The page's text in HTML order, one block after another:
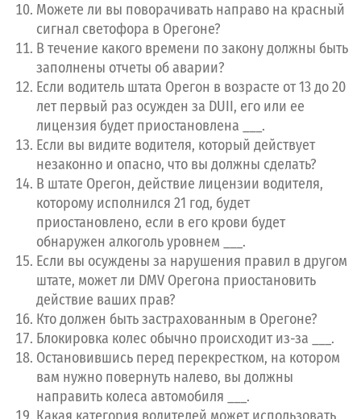
22 2324252627 28
Сдайте тест DMV с первого раза
Пройдите бесплатный тест
ОткройтеPremiumдоступ
Изучите справочники для Вашего штата
Перейти на Premium
Можете ли вы поворачивать направо на красный
сигнал светофора в Орегоне?
В течение какого времени по закону должны быть
заполнены отчеты об аварии?
Если водитель штата Орегон в возрасте от 13 до 20
лет первый раз осужден за DUII, его или ее
лицензия будет приостановлена ___.
Если вы видите водителя, который действует
незаконно и опасно, что вы должны сделать?
В штате Орегон, действие лицензии водителя,
которому исполнился 21 год, будет
приостановлено, если в его крови будет
обнаружен алкоголь уровнем ___.
Если вы осуждены за нарушения правил в другом
штате, может ли DMV Орегона приостановить
действие ваших прав?
Кто должен быть застрахованным в Орегоне?
Блокировка колес обычно происходит из-за ___.
Остановившись перед перекрестком, на котором
вам нужно повернуть налево, вы должны
направить колеса автомобиля ___.